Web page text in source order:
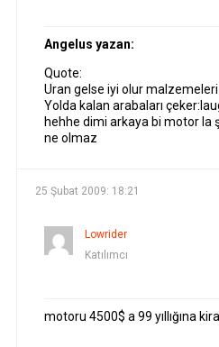
Angelus yazan:
Quote:
Uran gelse iyi olur malzemeleri
Yolda kalan arabaları
hehhe dimi arkaya bi motor la
ne olmaz
25 Şubat 2009: 18:21
Lowrider
Katılımcı
motoru 4500$ a 99 yıllığına